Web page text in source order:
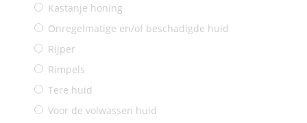
Kastanje honing
Onregelmatige en/of beschadigde huid
Rijper
Rimpels
Tere huid
Voor de volwassen huid